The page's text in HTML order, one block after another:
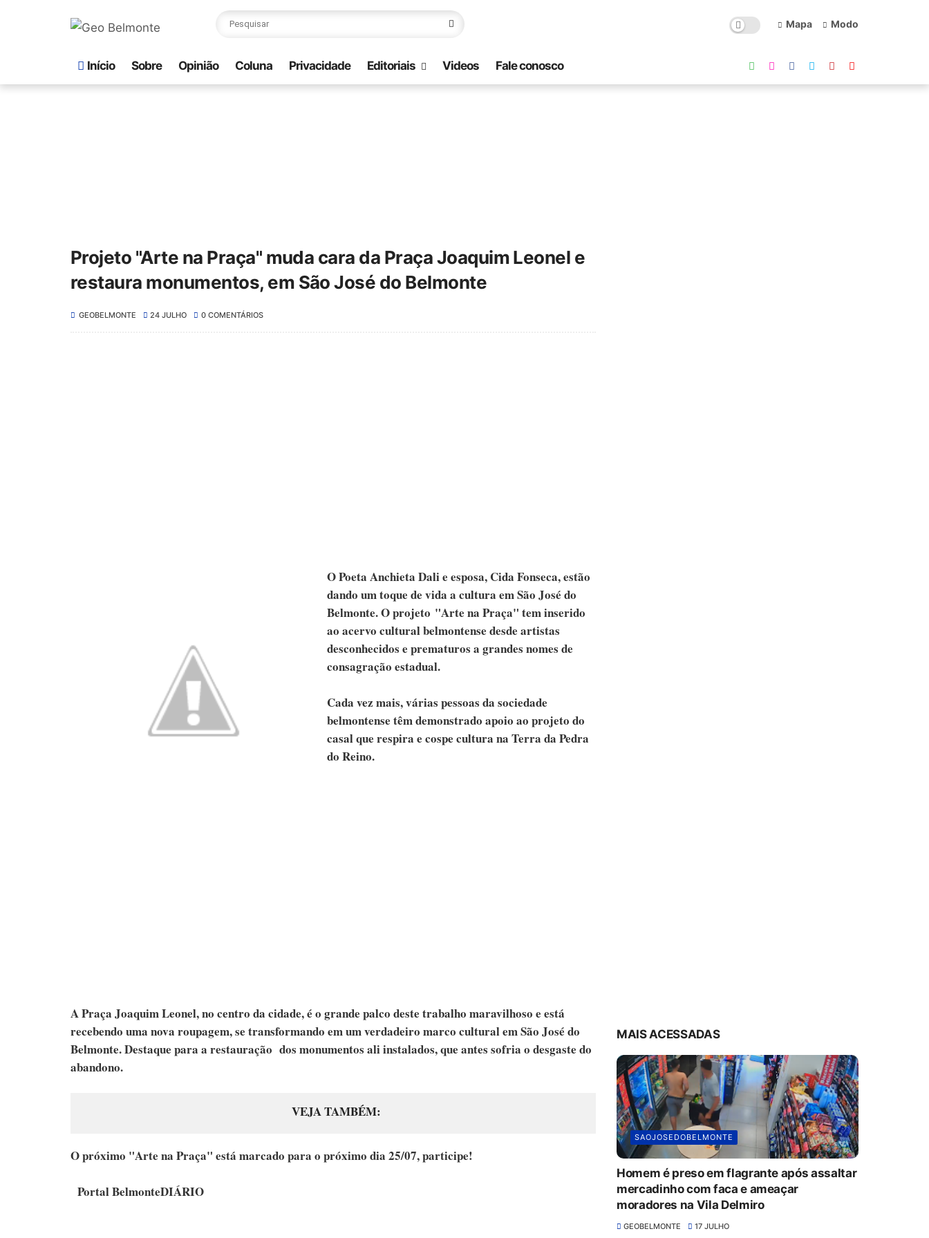
Mapa Modo
Início Sobre Opinião Coluna Privacidade Editoriais Videos Fale conosco
Projeto "Arte na Praça" muda cara da Praça Joaquim Leonel e
restaura monumentos, em São José do Belmonte
GEOBELMONTE 24 JULHO 0 COMENTÁRIOS
O Poeta Anchieta Dali e esposa, Cida Fonseca, estão
dando um toque de vida a cultura em São José do
Belmonte. O projeto "Arte na Praça" tem inserido
ao acervo cultural belmontense desde artistas
desconhecidos e prematuros a grandes nomes de
consagração estadual.
Cada vez mais, várias pessoas da sociedade
belmontense têm demonstrado apoio ao projeto do
casal que respira e cospe cultura na Terra da Pedra
do Reino.
A Praça Joaquim Leonel, no centro da cidade, é o grande palco deste trabalho maravilhoso e está
recebendo uma nova roupagem, se transformando em um verdadeiro marco cultural em São José do
Belmonte. Destaque para a restauração dos monumentos ali instalados, que antes sofria o desgaste do
abandono.
VEJA TAMBÉM
O próximo "Arte na Praça" está marcado para o próximo dia 25/07, participe!
Portal BelmonteDIÁRIO
MAIS ACESSADAS
SAOJOSEDOBELMONTE
Homem é preso em flagrante após assaltar
mercadinho com faca e ameaçar
moradores na Vila Delmiro
GEOBELMONTE 17 JULHO